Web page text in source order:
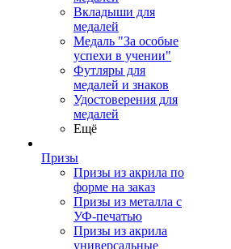
Вкладыши для
медалей
Медаль "За особые
успехи в учении"
Футляры для
медалей и знаков
Удостоверения для
медалей
Ещё
Призы
Призы из акрила по
форме на заказ
Призы из металла с
УФ-печатью
Призы из акрила
универсальные